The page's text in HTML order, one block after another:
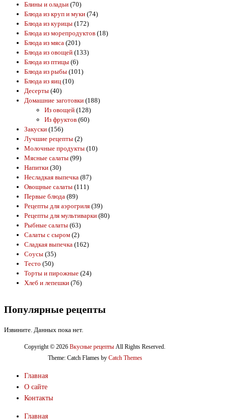
Блины и оладьи (70)
Блюда из круп и муки (74)
Блюда из курицы (172)
Блюда из морепродуктов (18)
Блюда из мяса (201)
Блюда из овощей (133)
Блюда из птицы (6)
Блюда из рыбы (101)
Блюда из яиц (10)
Десерты (40)
Домашние заготовки (188)
Из овощей (128)
Из фруктов (60)
Закуски (156)
Лучшие рецепты (2)
Молочные продукты (10)
Мясные салаты (99)
Напитки (30)
Несладкая выпечка (87)
Овощные салаты (111)
Первые блюда (89)
Рецепты для аэрогриля (39)
Рецепты для мультиварки (80)
Рыбные салаты (63)
Салаты с сыром (2)
Сладкая выпечка (162)
Соусы (35)
Тесто (50)
Торты и пирожные (24)
Хлеб и лепешки (76)
Популярные рецепты
Извините. Данных пока нет.
Copyright © 2026 Вкусные рецепты All Rights Reserved.
Theme: Catch Flames by Catch Themes
Главная
О сайте
Контакты
Главная